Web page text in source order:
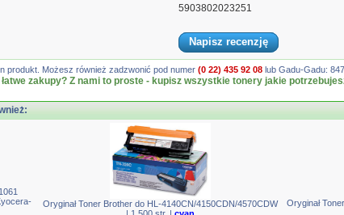
5903802023251
Napisz recenzję
produkt. Możesz również zadzwonić pod numer (0 22) 435 92 08lub Gadu-Gadu:
łatwe zakupy? Z nami to proste - kupisz wszystkie tonery jakie
Oryginał Toner Brother do HL-4140CN/4150CDN/4570CDW
Oryginał